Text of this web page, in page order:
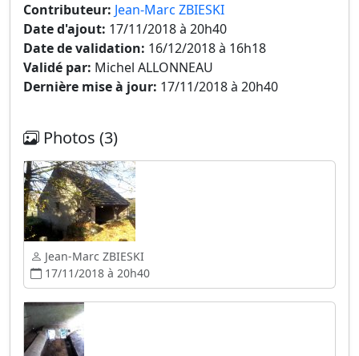
Contributeur: Jean-Marc ZBIESKI
Date d'ajout: 17/11/2018 à 20h40
Date de validation: 16/12/2018 à 16h18
Validé par: Michel ALLONNEAU
Dernière mise à jour: 17/11/2018 à 20h40
Photos (3)
Jean-Marc ZBIESKI
17/11/2018 à 20h40